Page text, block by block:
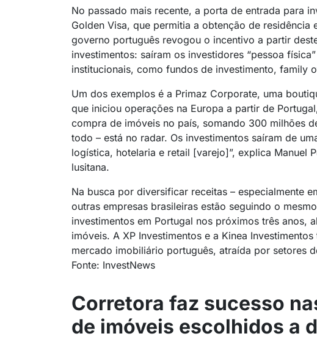
No passado mais recente, a porta de entrada para
Golden Visa, que permitia a obtenção de
governo português revogou o incentivo a partir
investimentos: saíram os investidores “pessoa
institucionais, como fundos de investimento, family
Um dos exemplos é a Primaz Corporate, uma
que iniciou operações na Europa a partir de
compra de imóveis no país, somando 300 milhões
todo – está no radar. Os investimentos saíram de
logística, hotelaria e retail [varejo]”, explica Manuel
lusitana.
Na busca por diversificar receitas – especialmente
outras empresas brasileiras estão seguindo o
investimentos em Portugal nos próximos três anos,
imóveis. A XP Investimentos e a Kinea
mercado imobiliário português, atraída por setores
Fonte: InvestNews
Corretora faz sucesso
de imóveis escolhidos a